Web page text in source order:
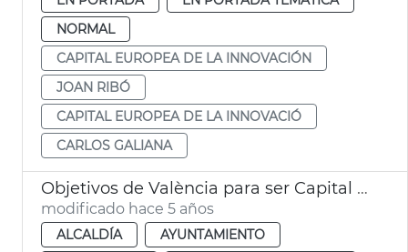
NORMAL
CAPITAL EUROPEA DE LA INNOVACIÓN
JOAN RIBÓ
CAPITAL EUROPEA DE LA INNOVACIÓ
CARLOS GALIANA
Objetivos de València para ser Capital Europea de la Innovación
modificado hace 5 años
ALCALDÍA
AYUNTAMIENTO